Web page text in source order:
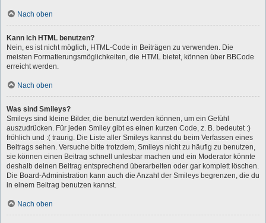
Nach oben
Kann ich HTML benutzen?
Nein, es ist nicht möglich, HTML-Code in Beiträgen zu verwenden. Die
meisten Formatierungsmöglichkeiten, die HTML bietet, können über BBCode
erreicht werden.
Nach oben
Was sind Smileys?
Smileys sind kleine Bilder, die benutzt werden können, um ein Gefühl
auszudrücken. Für jeden Smiley gibt es einen kurzen Code, z. B. bedeutet :)
fröhlich und :( traurig. Die Liste aller Smileys kannst du beim Verfassen eines
Beitrags sehen. Versuche bitte trotzdem, Smileys nicht zu häufig zu benutzen,
sie können einen Beitrag schnell unlesbar machen und ein Moderator könnte
deshalb deinen Beitrag entsprechend überarbeiten oder gar komplett löschen.
Die Board-Administration kann auch die Anzahl der Smileys begrenzen, die du
in einem Beitrag benutzen kannst.
Nach oben